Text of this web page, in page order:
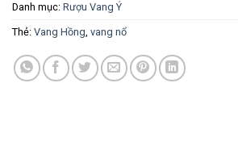
Danh mục: Rượu Vang Ý
Thẻ: Vang Hồng, vang nổ